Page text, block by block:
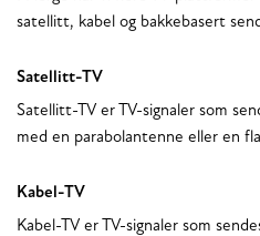
satellitt, kabel og bakkebasert
Satellitt-TV
Satellitt-TV er TV-signaler som
med en parabolantenne eller en
Kabel-TV
Kabel-TV er TV-signaler som